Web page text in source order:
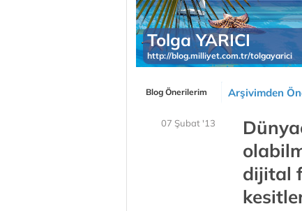
Tolga YARICI
http://blog.milliyet.com.tr/tolgayarici
Blog Önerilerim Arşivimden
07 Şubat '13
dijital